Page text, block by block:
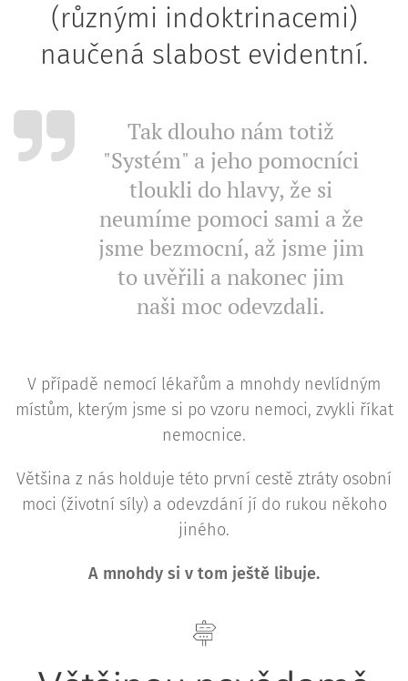
(různými indoktrinacemi)
naučená slabost evidentní.
Tak dlouho nám totiž
"Systém" a jeho pomocníci
tloukli do hlavy, že si
neumíme pomoci sami a že
jsme bezmocní, až jsme jim
to uvěřili a nakonec jim
naši moc odevzdali.
V případě nemocí lékařům a mnohdy nevlídným
místům, kterým jsme si po vzoru nemoci, zvykli říkat
nemocnice.
Většina z nás holduje této první cestě ztráty osobní
moci (životní síly) a odevzdání jí do rukou někoho
jiného.
A mnohdy si v tom ještě libuje.